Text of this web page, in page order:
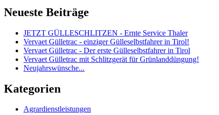
Neueste Beiträge
JETZT GÜLLESCHLITZEN - Ernte Service Thaler
Vervaet Gülletrac - einziger Gülleselbstfahrer in Tirol!
Vervaet Gülletrac - Der erste Gülleselbstfahrer in Tirol
Vervaet Gülletrac mit Schlitzgerät für Grünlanddüngung!
Neujahrswünsche...
Kategorien
Agrardienstleistungen